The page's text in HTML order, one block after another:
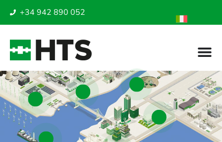
+34 942 890 052